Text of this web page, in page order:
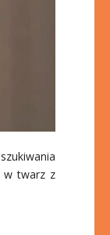
w twarz z